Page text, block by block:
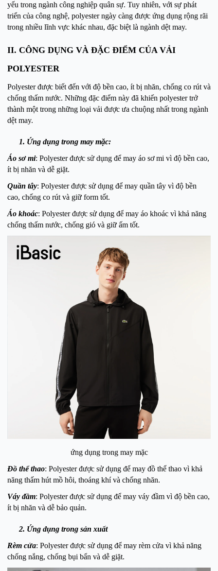
yếu trong ngành công nghiệp quân sự. Tuy nhiên, với sự phát
triển của công nghệ, polyester ngày càng được ứng dụng rộng rãi
trong nhiều lĩnh vực khác nhau, đặc biệt là ngành dệt may.
II. CÔNG DỤNG VÀ ĐẶC ĐIỂM CỦA VẢI
POLYESTER
Polyester được biết đến với độ bền cao, ít bị nhăn, chống co rút và
chống thấm nước. Những đặc điểm này đã khiến polyester trở
thành một trong những loại vải được ưa chuộng nhất trong ngành
dệt may.
1. Ứng dụng trong may mặc:
Áo sơ mi: Polyester được sử dụng để may áo sơ mi vì độ bền cao,
ít bị nhăn và dễ giặt.
Quần tây: Polyester được sử dụng để may quần tây vì độ bền
cao, chống co rút và giữ form tốt.
Áo khoác: Polyester được sử dụng để may áo khoác vì khả năng
chống thấm nước, chống gió và giữ ấm tốt.
ứng dụng trong may mặc
Đồ thể thao: Polyester được sử dụng để may đồ thể thao vì khả
năng thấm hút mồ hôi, thoáng khí và chống nhăn.
Váy đầm: Polyester được sử dụng để may váy đầm vì độ bền cao,
ít bị nhăn và dễ bảo quản.
2. Ứng dụng trong sản xuất
Rèm cửa: Polyester được sử dụng để may rèm cửa vì khả năng
chống nắng, chống bụi bẩn và dễ giặt.